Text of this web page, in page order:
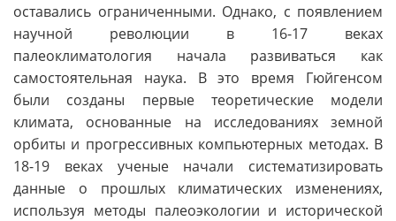
оставались ограниченными. Однако, с появлением
научной революции в 16-17 веках
палеоклиматология начала развиваться как
самостоятельная наука. В это время Гюйгенсом
были созданы первые теоретические модели
климата, основанные на исследованиях земной
орбиты и прогрессивных компьютерных методах. В
18-19 веках ученые начали систематизировать
данные о прошлых климатических изменениях,
используя методы палеоэкологии и исторической